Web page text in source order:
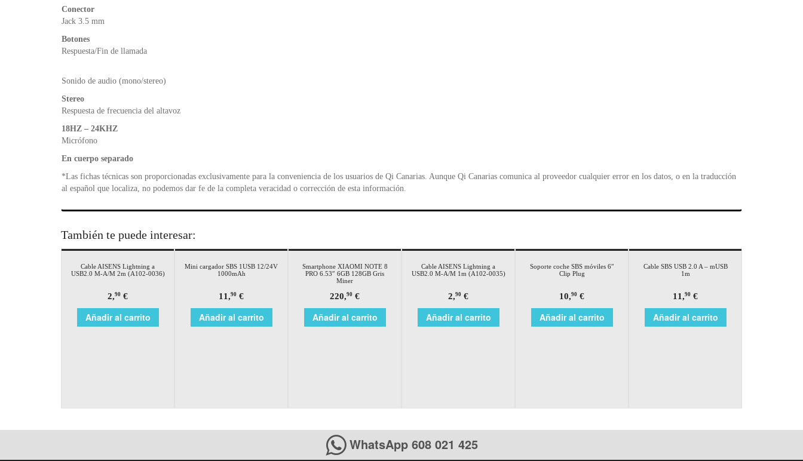
Conector
Jack 3.5 mm
Botones
Respuesta/Fin de llamada
Sonido de audio (mono/stereo)
Stereo
Respuesta de frecuencia del altavoz
18HZ – 24KHZ
Micrófono
En cuerpo separado
*Las fichas técnicas son proporcionadas exclusivamente para la conveniencia de los usuarios de Qi Canarias. Aunque Qi Canarias comunica al proveedor cualquier error en los datos, o en la traducción
al español que localiza, no podemos dar fe de la completa veracidad o corrección de esta información.
También te puede interesar:
Cable AISENS Lightning a
USB2.0 M-A/M 2m (A102-0036)
2,90 €
Añadir al carrito
Mini cargador SBS 1USB 12/24V
1000mAh
11,90 €
Añadir al carrito
Smartphone XIAOMI NOTE 8
PRO 6.53″ 6GB 128GB Gris
Miner
220,90 €
Añadir al carrito
Cable AISENS Lightning a
USB2.0 M-A/M 1m (A102-0035)
2,90 €
Añadir al carrito
Soporte coche SBS móviles 6″
Clip Plug
10,90 €
Añadir al carrito
Cable SBS USB 2.0 A – mUSB
1m
11,90 €
Añadir al carrito
WhatsApp 608 021 425